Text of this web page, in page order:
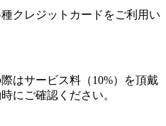
クレジットカードをご利用い
はサービス料（10%）を頂戴
にご確認ください。